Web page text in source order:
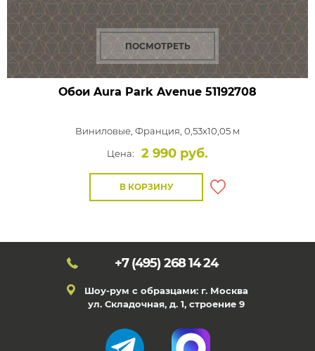
ПОСМОТРЕТЬ
Обои Aura Park Avenue 51192708
Виниловые, Франция, 0,53x10,05 м
Цена:
2 990 руб.
В КОРЗИНУ
+7 (495) 268 14 24
Шоу-рум с образцами: г. Москва
ул. Складочная, д. 1, строение 9